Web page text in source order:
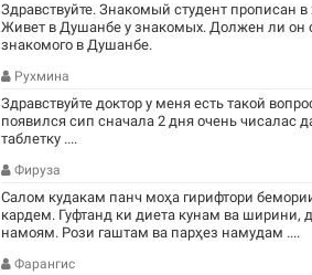
Здравствуйте. Знакомый студент прописан
Живет в Душанбе у знакомых. Должен ли он
знакомого в Душанбе.
Рухмина
Здравствуйте доктор у меня есть такой
появился сип сначала 2 дня очень чисалас
таблетку ....
Фируза
Салом кудакам панч моҳа гирифтори
кардем. Гуфтанд ки диета кунам ва ширини,
намоям. Рози гаштам ва парҳез намудам ....
Фарангис